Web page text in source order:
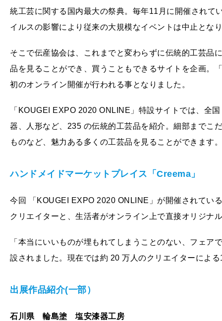
統工芸に関する国内最大の祭典。毎年11月に開催されて
イルスの影響により従来の大規模なイベントは中止とな
そこで伝産協会は、これまでと変わらずに伝統的工芸品
品を見ることができ、買うこともできるサイトを企画。
初のオンライン開催が行われる事となりました。
「KOUGEI EXPO 2020 ONLINE」特設サイトでは、全
器、人形など、 235 の伝統的工芸品を紹介。細部までこ
ものなど、魅力ある多くの工芸品を見ることができます。
ハンドメイドマーケットプレイス「Creema」
今回
「KOUGEI EXPO 2020 ONLINE」が開催されてい
クリエイターと、生活者がオンライン上で直接オリジナ
「本当にいいものが埋もれてしまうことのない、フェ
設されました。現在では約 20 万人のクリエイターによ
出展作品紹介(一部）
石川県 輪島塗 塩安漆器工房